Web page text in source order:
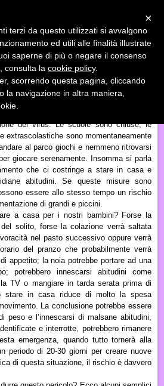
« »
DI COVID-19: STRATEGIE PER I
del virus. Le scuole sono chiuse, le
extrascolastiche sono momentaneamente
al parco giochi e nemmeno ritrovarsi
giocare serenamente. Insomma si parla
che ci costringe a stare in casa e
abitudini. Se queste misure sono
essere allo stesso tempo un rischio
di grandi e piccini.
a casa per i nostri bambini? Forse la
solito, forse la colazione verrà saltata
nel pasto successivo oppure verrà
del pranzo che probabilmente verrà
appetito; la noia potrebbe portare ad una
potrebbero innescarsi abitudini come
TV o mangiare in tarda serata prima di
stare in casa riduce di molto la spesa
La conclusione potrebbe essere
peso e l’innescarsi di malsane abitudini,
e interrotte, potrebbero rimanere
emergenza, quando tutto tornerà alla
periodo di 20-30 giorni per creare nuove
di questa situazione, il rischio è davvero
×
terzi da questo utilizzati si avvalgono
ed utili alle finalità illustrate
saperne di più o negare il consenso
consulta la cookie policy.
scorrendo questa pagina, cliccando
la navigazione in altra maniera,